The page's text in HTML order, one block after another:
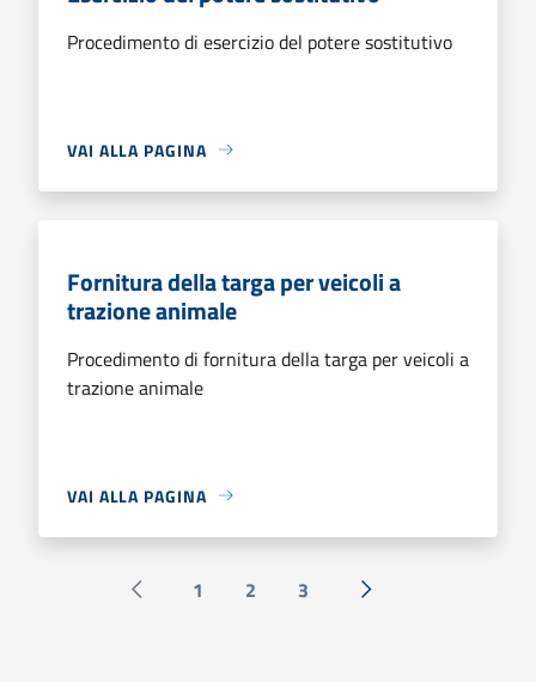
Procedimento di esercizio del potere sostitutivo
VAI ALLA PAGINA
Fornitura della targa per veicoli a
trazione animale
Procedimento di fornitura della targa per veicoli a
trazione animale
VAI ALLA PAGINA
Pagina precedente
1 2 3 Successiva »